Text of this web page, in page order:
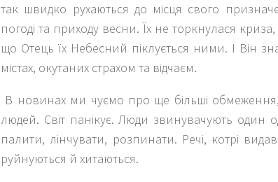
так швидко рухаються до місця свого
погоді та приходу весни. Їх не торкнулася
що Отець їх Небесний піклується ними. І Він
містах, окутаних страхом та відчаєм.
В новинах ми чуємо про ще більші обмеження,
людей. Світ панікує. Люди звинувачують один
палити, лінчувати, розпинати. Речі, котрі
руйнуються й хитаються.